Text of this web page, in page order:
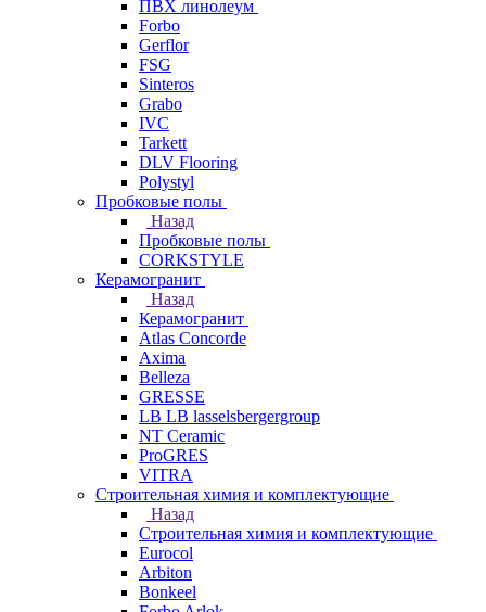
ПВХ линолеум
Forbo
Gerflor
FSG
Sinteros
Grabo
IVC
Tarkett
DLV Flooring
Polystyl
Пробковые полы
Назад
Пробковые полы
CORKSTYLE
Керамогранит
Назад
Керамогранит
Atlas Concorde
Axima
Belleza
GRESSE
LB LB lasselsbergergroup
NT Ceramic
ProGRES
VITRA
Строительная химия и комплектующие
Назад
Строительная химия и комплектующие
Eurocol
Arbiton
Bonkeel